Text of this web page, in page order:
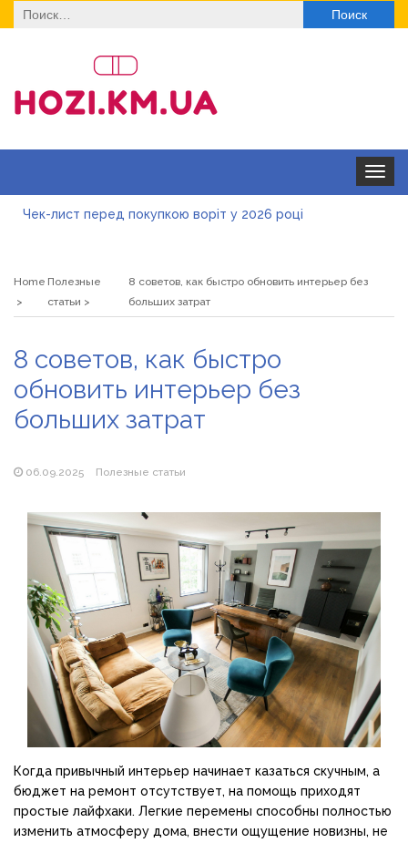
Найти:
Toggle
Чек-лист перед покупкою воріт у 2026 році
Як швидко отримати ліцензію на медичну практику:
типові помилки, відмова та як її уникнути
варіант
Натуральна косметика Хіларі для захисту шкіри від
сонця
Магазин паяльников: рейтинг лучших магазинов Украины
Home Полезные
статьи
8 советов, как быстро обновить интерьер без
больших затрат
8 советов, как быстро
обновить интерьер без
больших затрат
06.09.2025 Полезные статьи
Когда привычный интерьер начинает казаться скучным, а
бюджет на ремонт отсутствует, на помощь приходят
простые лайфхаки. Легкие перемены способны полностью
изменить атмосферу дома, внести ощущение новизны, не